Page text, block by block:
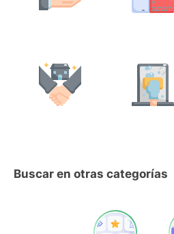
Buscar en otras categorías